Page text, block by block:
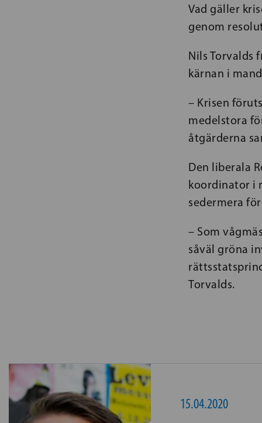
Vad gäller
genom
Nils Torvalds
kärnan i
– Krisen
medelstora
åtgärderna
Den liberala
koordinator i
sedermera
– Som
såväl gröna
Torvalds.
15.04.2020